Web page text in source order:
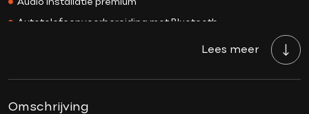
BTW/Marge BTW
Vermogen 231 PK
Topsnelheid
Audio installatie premium
Autotelefoonvoorbereiding met Bluetooth
DAB-ontvanger
Lees meer
Omschrijving